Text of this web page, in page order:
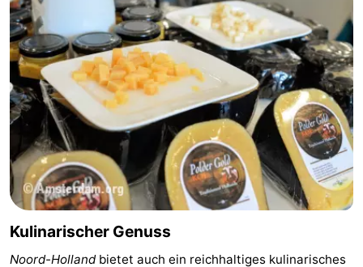
Kulinarischer Genuss
Noord-Hollandbietet auch ein reichhaltiges kulinarisches